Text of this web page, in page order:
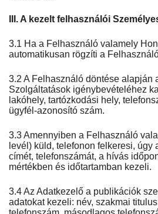
III. A kezelt felhasználói
3.1 Ha a Felhasználó valamely
automatikusan rögzíti a
3.2 A Felhasználó döntése alapján
Szolgáltatások igénybevételéhez
lakóhely, tartózkodási hely,
ügyfél-azonosító szám.
3.3 Amennyiben a Felhasználó
levél) küld, telefonon felkeresi,
címét, telefonszámát, a hívás
mértékben és időtartamban kezeli.
3.4 Az Adatkezelő a publikációk
adatokat kezeli: név, szakmai